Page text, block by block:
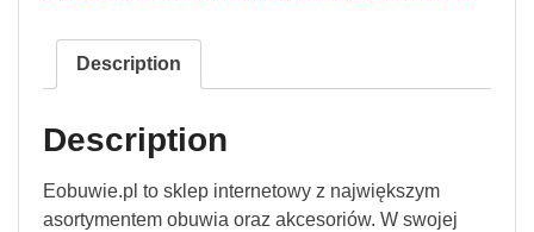
Description
Description
Eobuwie.pl to sklep internetowy z największym
asortymentem obuwia oraz akcesoriów. W swojej